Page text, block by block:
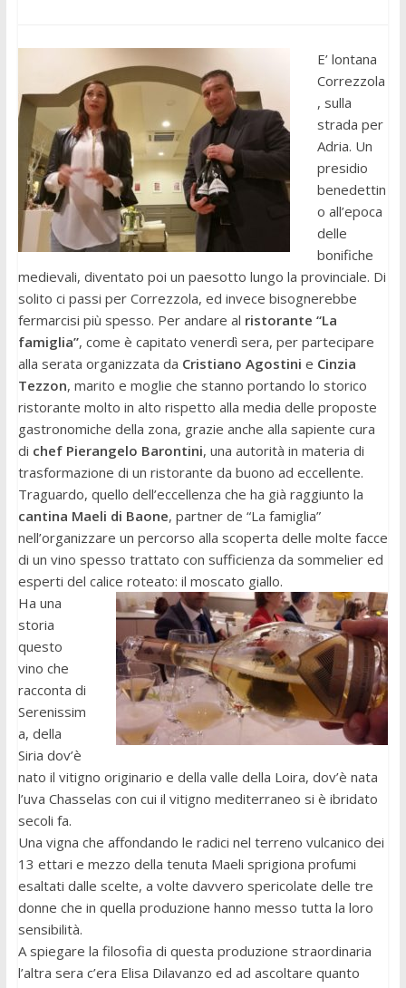
E’ lontana
Correzzola
, sulla
strada per
Adria. Un
presidio
benedettin
o all’epoca
delle
bonifiche
medievali, diventato poi un paesotto lungo la provinciale. Di
solito ci passi per Correzzola, ed invece bisognerebbe
fermarcisi più spesso. Per andare al ristorante “La
famiglia”, come è capitato venerdì sera, per partecipare
alla serata organizzata da Cristiano Agostini e Cinzia
Tezzon, marito e moglie che stanno portando lo storico
ristorante molto in alto rispetto alla media delle proposte
gastronomiche della zona, grazie anche alla sapiente cura
di chef Pierangelo Barontini, una autorità in materia di
trasformazione di un ristorante da buono ad eccellente.
Traguardo, quello dell’eccellenza che ha già raggiunto la
cantina Maeli di Baone, partner de “La famiglia”
nell’organizzare un percorso alla scoperta delle molte facce
di un vino spesso trattato con sufficienza da sommelier ed
esperti del calice roteato: il moscato giallo.
Ha una
storia
questo
vino che
racconta di
Serenissim
a, della
Siria dov’è
nato il vitigno originario e della valle della Loira, dov’è nata
l’uva Chasselas con cui il vitigno mediterraneo si è ibridato
secoli fa.
Una vigna che affondando le radici nel terreno vulcanico dei
13 ettari e mezzo della tenuta Maeli sprigiona profumi
esaltati dalle scelte, a volte davvero spericolate delle tre
donne che in quella produzione hanno messo tutta la loro
sensibilità.
A spiegare la filosofia di questa produzione straordinaria
l’altra sera c’era Elisa Dilavanzo ed ad ascoltare quanto